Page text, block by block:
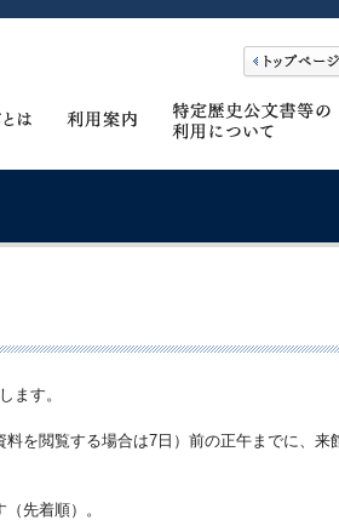
ます。
を閲覧する場合は7日）前の正午までに、来
先着順）。